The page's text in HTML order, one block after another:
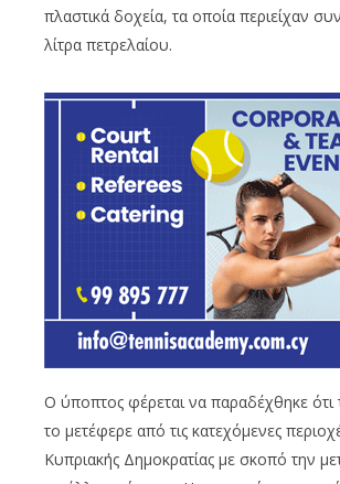
πλαστικά δοχεία, τα οποία περιείχαν
λίτρα πετρελαίου.
Ο ύποπτος φέρεται να παραδέχθηκε ότι
το μετέφερε από τις κατεχόμενες
Κυπριακής Δημοκρατίας με σκοπό την